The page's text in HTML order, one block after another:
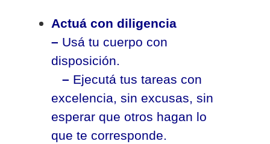
Actuá con diligencia
– Usá tu cuerpo con
disposición.
– Ejecutá tus tareas con
excelencia, sin excusas, sin
esperar que otros hagan lo
que te corresponde.